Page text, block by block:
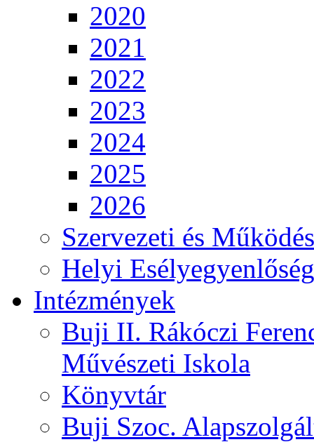
2020
2021
2022
2023
2024
2025
2026
Szervezeti és
Helyi
Intézmények
Buji II. Rákóczi
Művészeti Iskola
Könyvtár
Buji Szoc.